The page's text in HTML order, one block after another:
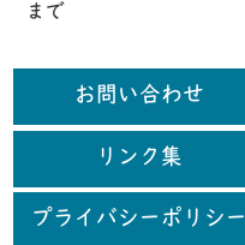
まで
お問い合わせ
リンク集
プライバシーポリシー